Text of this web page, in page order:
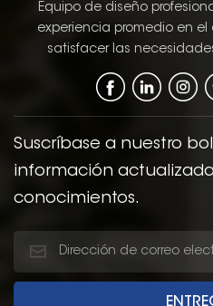
Equipo de diseño
experiencia promedio en
satisfacer las
Suscríbase a nuestro
información
conocimientos.